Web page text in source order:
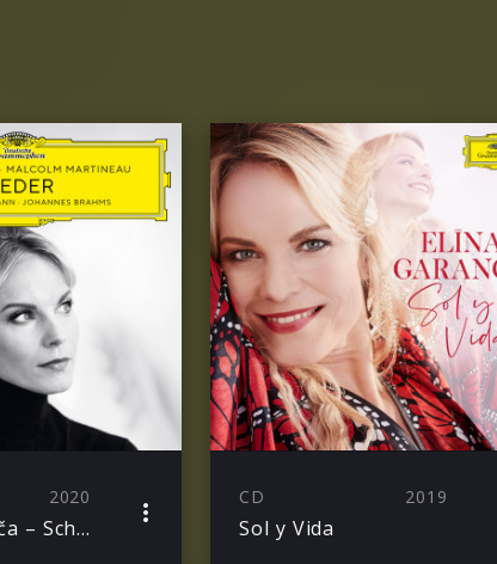
2020
Elīna Garanča – Schumann & Brahms Lieder
CD 2019
Sol y Vida